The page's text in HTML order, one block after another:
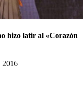
hizo latir al «Corazón
2016